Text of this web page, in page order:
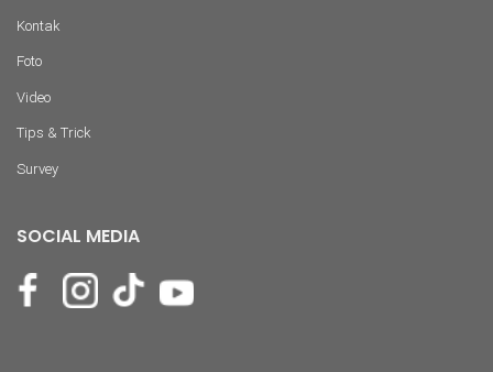
Kontak
Foto
Video
Tips & Trick
Survey
SOCIAL MEDIA